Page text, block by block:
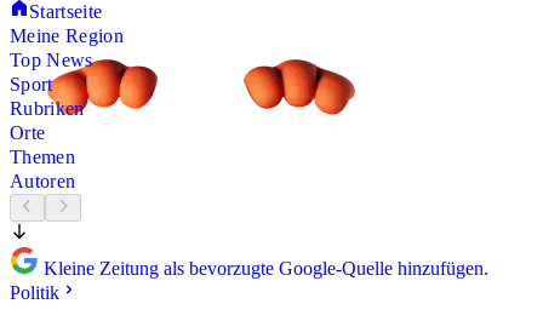
Startseite
Meine Region
Top News
Sport
Rubriken
Orte
Themen
Autoren
Kleine Zeitung als bevorzugte Google-Quelle hinzufügen.
Politik